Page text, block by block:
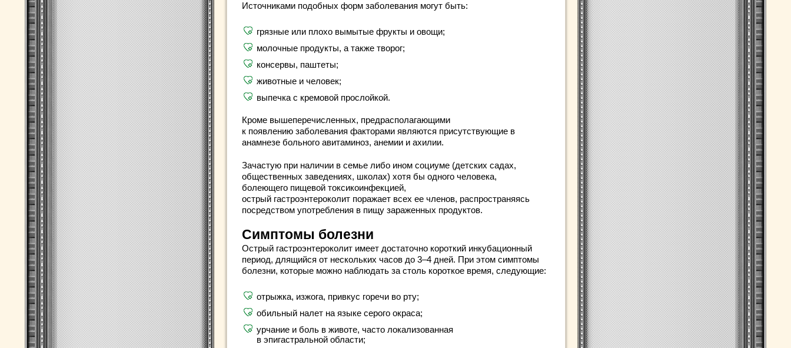
Источниками подобных форм заболевания могут быть:
грязные или плохо вымытые фрукты и овощи;
молочные продукты, а также творог;
консервы, паштеты;
животные и человек;
выпечка с кремовой прослойкой.
Кроме вышеперечисленных, предрасполагающими
к появлению заболевания факторами являются присутствующие в
анамнезе больного авитаминоз, анемии и ахилии.
Зачастую при наличии в семье либо ином социуме (детских садах,
общественных заведениях, школах) хотя бы одного человека,
болеющего пищевой токсикоинфекцией,
острый гастроэнтероколит поражает всех ее членов, распространяясь
посредством употребления в пищу зараженных продуктов.
Симптомы болезни
Острый гастроэнтероколит имеет достаточно короткий инкубационный
период, длящийся от нескольких часов до 3–4 дней. При этом симптомы
болезни, которые можно наблюдать за столь короткое время, следующие:
отрыжка, изжога, привкус горечи во рту;
обильный налет на языке серого окраса;
урчание и боль в животе, часто локализованная
в эпигастральной области;